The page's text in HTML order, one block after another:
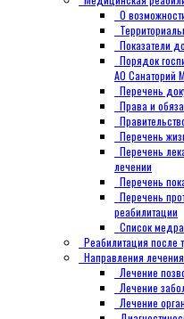
О
Показатели
Порядок
АО Санаторий
Перечень
Права и
Перечень
Перечень
лечении
Перечень
Перечень
реабилитации
Список
Реабилитация после
Направления лечения
Лечение
Лечение
Лечение